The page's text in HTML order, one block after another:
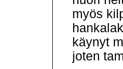
myös
käynyt
joten